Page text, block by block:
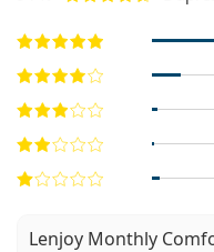
Lenjoy Monthly